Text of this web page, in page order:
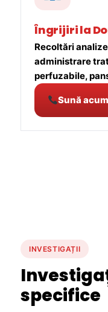
Îngrijiri la
Recoltări
administrare
perfuzabile,
Sună acum
INVESTIGAȚII
specifice